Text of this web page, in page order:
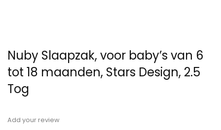
Nuby Slaapzak, voor baby’s van 6
tot 18 maanden, Stars Design, 2.5
Tog
Add your review